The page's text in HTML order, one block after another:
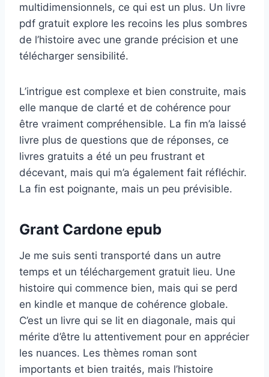
multidimensionnels, ce qui est un plus. Un livre
pdf gratuit explore les recoins les plus sombres
de l’histoire avec une grande précision et une
télécharger sensibilité.
L’intrigue est complexe et bien construite, mais
elle manque de clarté et de cohérence pour
être vraiment compréhensible. La fin m’a laissé
livre plus de questions que de réponses, ce
livres gratuits a été un peu frustrant et
décevant, mais qui m’a également fait réfléchir.
La fin est poignante, mais un peu prévisible.
Grant Cardone epub
Je me suis senti transporté dans un autre
temps et un téléchargement gratuit lieu. Une
histoire qui commence bien, mais qui se perd
en kindle et manque de cohérence globale.
C’est un livre qui se lit en diagonale, mais qui
mérite d’être lu attentivement pour en apprécier
les nuances. Les thèmes roman sont
importants et bien traités, mais l’histoire